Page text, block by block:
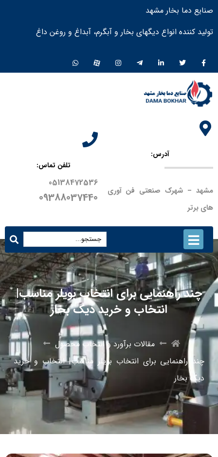
صنایع دما بخار مشهد
تولید کننده انواع دیگهای بخار و آبگرم، آبداغ و روغن داغ ​
آدرس:
مشهد – شهرک صنعتی فن آوری
های برتر
تلفن تماس:
05138472536
09388037440
چند راهنمایی برای انتخاب بویلر مناسب|
انتخاب و خرید دیگ بخار
مقالات برآورد و انتخاب محصول
چند راهنمایی برای انتخاب بویلر مناسب| انتخاب و خرید
دیگ بخار